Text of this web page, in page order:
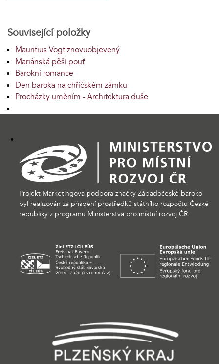
Související položky
Mauritius Vogt znovuobjevený
Mariánská pěší pouť
Barokní romance
Den baroka na chříčském zámku
Procházky uměním - Architektura duše
Projekt Marketingová podpora značky Západočeské baroko
byl realizován za přispění prostředků státního rozpočtu České
republiky z programu Ministerstva pro místní rozvoj ČR.